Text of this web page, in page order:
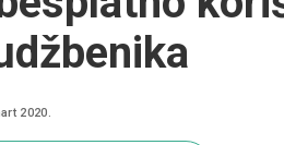
2020.